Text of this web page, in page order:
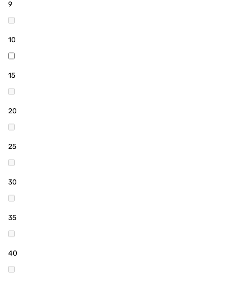
9
10
15
20
25
30
35
40